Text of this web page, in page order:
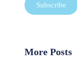
Subscribe
More Posts